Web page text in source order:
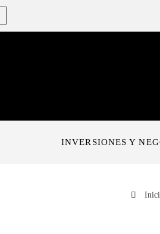
INVERSIONES Y